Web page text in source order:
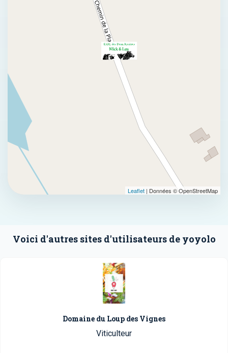
Leaflet | Données © OpenStreetMap
Voici d'autres sites d'utilisateurs de yoyolo
Domaine du Loup des Vignes
Viticulteur